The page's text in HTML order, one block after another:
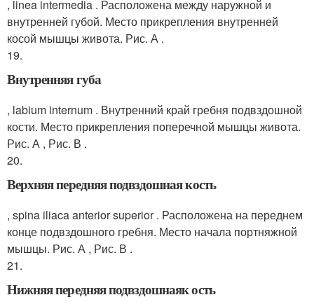
, linea intermedia . Расположена между наружной и
внутренней губой. Место прикрепления внутренней
косой мышцы живота. Рис. А .
19.
Внутренняя губа
, labium internum . Внутренний край гребня подвздошной
кости. Место прикрепления поперечной мышцы живота.
Рис. А , Рис. В .
20.
Верхняя передняя подвздошная кость
, spina iliaca anterior superior . Расположена на переднем
конце подвздошного гребня. Место начала портняжной
мышцы. Рис. А , Рис. В .
21.
Нижняя передняя подвздошнаяк ость